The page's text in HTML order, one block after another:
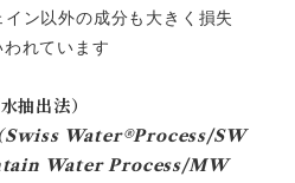
イン以外の成分も大きく損失
れています
抽出法）
Swiss Water®Process/SW
Water Process/MW